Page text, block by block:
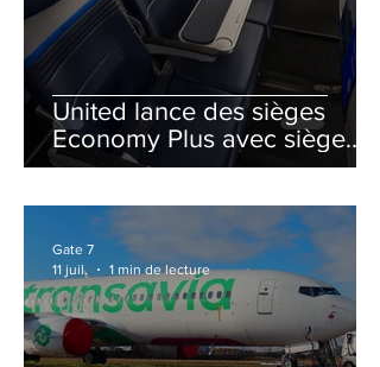
United lance des sièges
Economy Plus avec siège
central neutralisé
Gate 7
11 juil.
1 min de lecture